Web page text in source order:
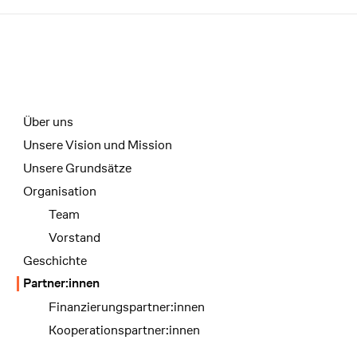
Unterseiten-Navigation
Über uns
Unsere Vision und Mission
Unsere Grundsätze
Organisation
Team
Vorstand
Geschichte
Partner:innen
Finanzierungspartner:innen
Kooperationspartner:innen